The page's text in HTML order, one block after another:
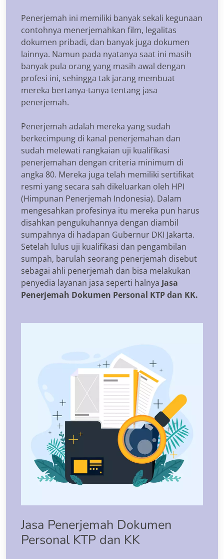
Penerjemah ini memiliki banyak sekali kegunaan
contohnya menerjemahkan film, legalitas
dokumen pribadi, dan banyak juga dokumen
lainnya. Namun pada nyatanya saat ini masih
banyak pula orang yang masih awal dengan
profesi ini, sehingga tak jarang membuat
mereka bertanya-tanya tentang jasa
penerjemah.
Penerjemah adalah mereka yang sudah
berkecimpung di kanal penerjemahan dan
sudah melewati rangkaian uji kualifikasi
penerjemahan dengan criteria minimum di
angka 80. Mereka juga telah memiliki sertifikat
resmi yang secara sah dikeluarkan oleh HPI
(Himpunan Penerjemah Indonesia). Dalam
mengesahkan profesinya itu mereka pun harus
disahkan pengukuhannya dengan diambil
sumpahnya di hadapan Gubernur DKI Jakarta.
Setelah lulus uji kualifikasi dan pengambilan
sumpah, barulah seorang penerjemah disebut
sebagai ahli penerjemah dan bisa melakukan
penyedia layanan jasa seperti halnya Jasa
Penerjemah Dokumen Personal KTP dan KK.
Jasa Penerjemah Dokumen
Personal KTP dan KK